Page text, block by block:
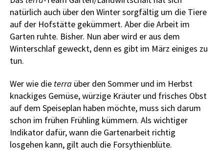
natürlich auch über den Winter sorgfältig um die Tiere
auf der Hofstätte gekümmert. Aber die Arbeit im
Garten ruhte. Bisher. Nun aber wird er aus dem
Winterschlaf geweckt, denn es gibt im März einiges zu
tun.
Wer wie die terra über den Sommer und im Herbst
knackiges Gemüse, würzige Kräuter und frisches Obst
auf dem Speiseplan haben möchte, muss sich darum
schon im frühen Frühling kümmern. Als wichtiger
Indikator dafür, wann die Gartenarbeit richtig
losgehen kann, gilt auch die Forsythienblüte.